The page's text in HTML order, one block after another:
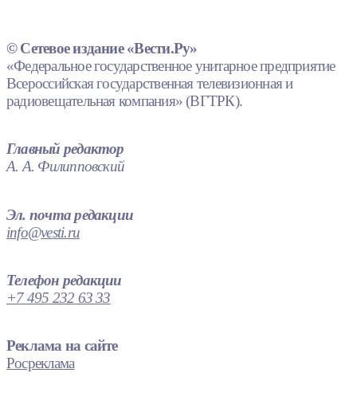
© Сетевое издание «Вести.Ру»
«Федеральное государственное унитарное предприятие
Всероссийская государственная телевизионная и
радиовещательная компания» (ВГТРК).
Главный редактор
А. А. Филипповский
Эл. почта редакции
info@vesti.ru
Телефон редакции
+7 495 232 63 33
Реклама на сайте
Росреклама